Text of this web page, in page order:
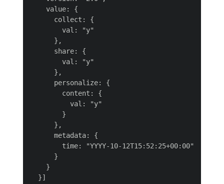
    value: {
      collect: {
        val: "y"
      },
      share: {
        val: "y"
      },
      personalize: {
        content: {
          val: "y"
        }
      },
      metadata: {
        time: "YYYY-10-12T15:52:25+00:00"
      }
    }
  }]